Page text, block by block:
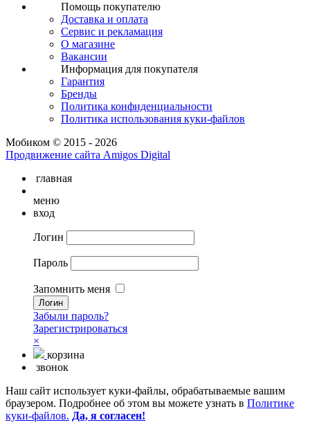
Помощь покупателю
Доставка и оплата
Сервис и рекламация
О магазине
Вакансии
Информация для покупателя
Гарантия
Бренды
Политика конфиденциальности
Политика использования куки-файлов
Мобиком © 2015 - 2026
Продвижение сайта Amigos Digital
главная
меню
вход
Логин
Пароль
Запомнить меня
Забыли пароль?
Зарегистрироваться
×
корзина
звонок
Наш сайт использует куки-файлы, обрабатываемые вашим
браузером. Подробнее об этом вы можете узнать в Политике
куки-файлов. Да, я согласен!